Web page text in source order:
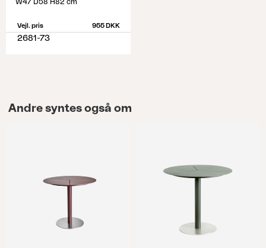
W47 D58 H82 cm
Vejl. pris 955 DKK
2681-73
Andre syntes også om